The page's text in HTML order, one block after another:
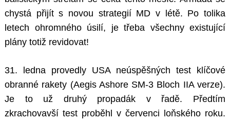
chystá přijít s novou strategií MD v létě. Po tolika
letech ohromného úsilí, je třeba všechny existující
plány totiž revidovat!
31. ledna provedly USA neúspěšných test klíčové
obranné rakety (Aegis Ashore SM-3 Bloch IIA verze).
Je to už druhý propadák v řadě. Předtím
zkrachovavší test proběhl v červenci loňského roku.